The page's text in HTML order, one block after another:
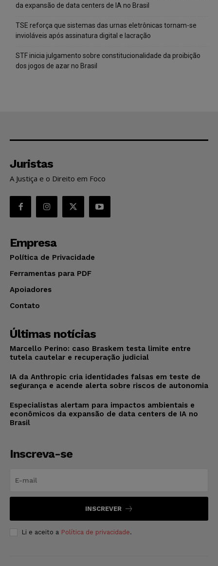
da expansão de data centers de IA no Brasil
TSE reforça que sistemas das urnas eletrônicas tornam-se
invioláveis após assinatura digital e lacração
STF inicia julgamento sobre constitucionalidade da proibição
dos jogos de azar no Brasil
Juristas
A Justiça e o Direito em Foco
Empresa
Política de Privacidade
Ferramentas para PDF
Apoiadores
Contato
Últimas notícias
Marcello Perino: caso Braskem testa limite entre
tutela cautelar e recuperação judicial
IA da Anthropic cria identidades falsas em teste de
segurança e acende alerta sobre riscos de autonomia
Especialistas alertam para impactos ambientais e
econômicos da expansão de data centers de IA no
Brasil
Inscreva-se
INSCREVER
Li e aceito a Política de privacidade.